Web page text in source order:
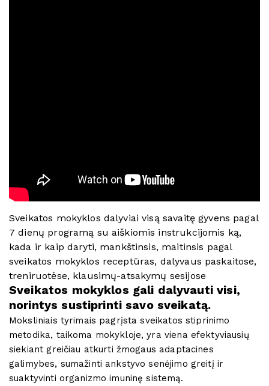
Sveikatos mokyklos dalyviai visą savaitę gyvens pagal
7 dienų programą su aiškiomis instrukcijomis ką,
kada ir kaip daryti, mankštinsis, maitinsis pagal
sveikatos mokyklos receptūras, dalyvaus paskaitose,
treniruotėse, klausimų-atsakymų sesijose
Sveikatos mokyklos gali dalyvauti visi,
norintys sustiprinti savo sveikatą.
Moksliniais tyrimais pagrįsta sveikatos stiprinimo
metodika, taikoma mokykloje, yra viena efektyviausių
siekiant greičiau atkurti žmogaus adaptacines
galimybes, sumažinti ankstyvo senėjimo greitį ir
suaktyvinti organizmo imuninę sistemą.